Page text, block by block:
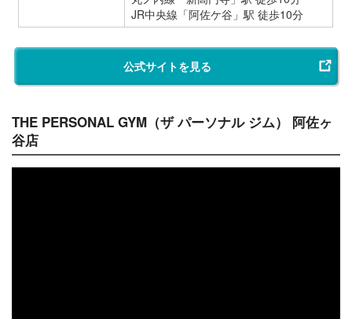
JR中央線「阿佐ケ谷」駅 徒歩10分
公式サイトを見る
THE PERSONAL GYM（ザ パーソナル ジム） 阿佐ヶ
谷店